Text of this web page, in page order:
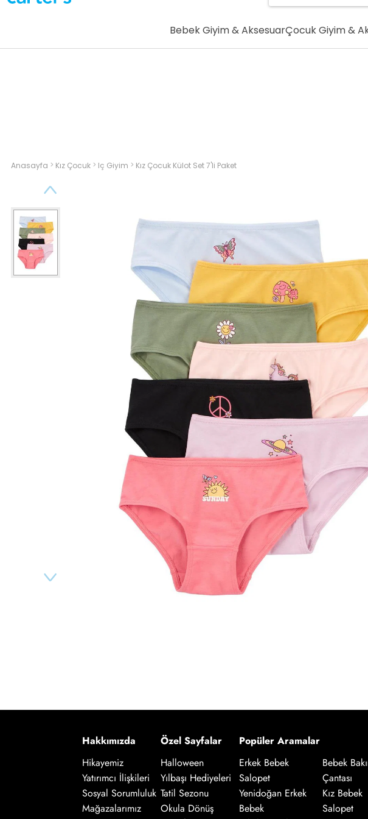
Bebek Giyim & AksesuarÇocuk Giyim &
Anasayfa > Kız Çocuk > Iç Giyim > Kız Çocuk Külot Set 7'li Paket
Hakkımızda
Hikayemiz
Yatırımcı İlişkileri
Sosyal Sorumluluk
Mağazalarımız
Özel Sayfalar
Halloween
Yılbaşı Hediyeleri
Tatil Sezonu
Okula Dönüş
Popüler Aramalar
Erkek Bebek
Salopet
Yenidoğan Erkek
Bebek
Bebek
Çantası
Kız Bebek
Salopet